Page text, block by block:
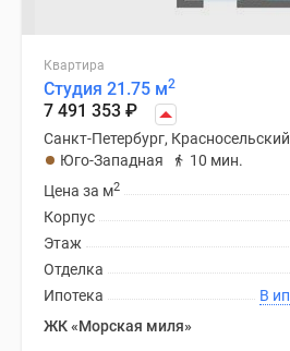
Квартира
Студия 21.75 м2
7 491 353 ₽
Санкт-Петербург, Красносельский
Юго-Западная
10 мин.
Цена за м2
Корпус
Этаж
Отделка
Ипотека
ЖК «Морская миля»